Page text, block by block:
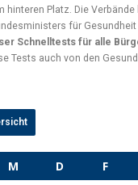
hinteren Platz. Die
für
Schnelltests für alle
Tests auch von den
M D F